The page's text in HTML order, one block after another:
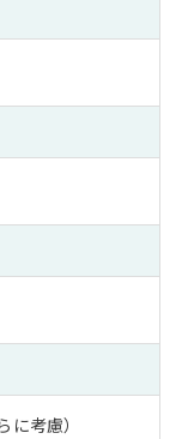
考慮）